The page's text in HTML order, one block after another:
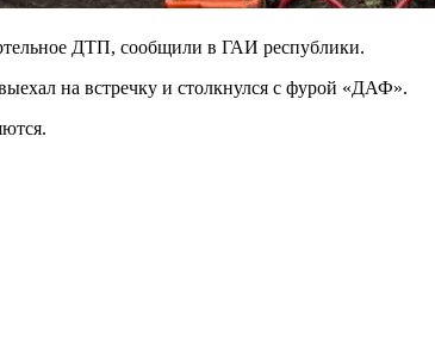
ДТП, сообщили в ГАИ республики.
на встречку и столкнулся с фурой «ДАФ».